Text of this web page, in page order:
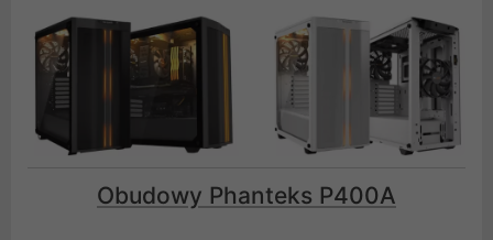
Obudowy Phanteks P400A